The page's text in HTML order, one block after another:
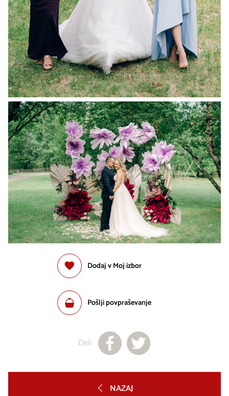
Dodaj v Moj izbor
Pošlji povpraševanje
Deli
NAZAJ